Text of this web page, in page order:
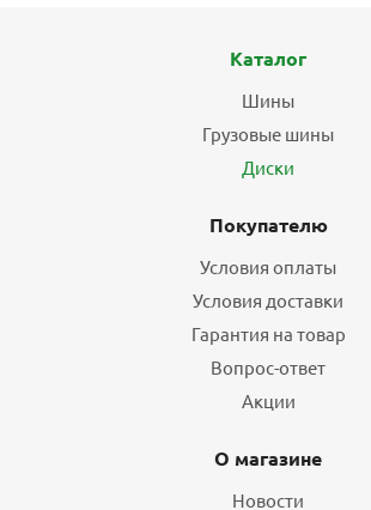
Каталог
Шины
Грузовые шины
Диски
Покупателю
Условия оплаты
Условия доставки
Гарантия на товар
Вопрос-ответ
Акции
О магазине
Новости